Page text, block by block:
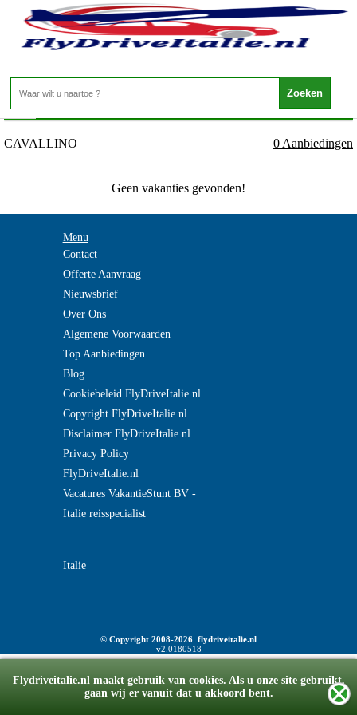
Flydriveitalie.nl maakt gebruik van cookies. Als u onze site gebruikt,
gaan wij er vanuit dat u akkoord bent.
Italie - VENETO - CAVALLINO
Home>
CAVALLINO 0 Aanbiedingen
Geen vakanties gevonden!
Menu
Contact
Offerte Aanvraag
Nieuwsbrief
Over Ons
Algemene Voorwaarden
Top Aanbiedingen
Blog
Cookiebeleid FlyDriveItalie.nl
Copyright FlyDriveItalie.nl
Disclaimer FlyDriveItalie.nl
Privacy Policy
FlyDriveItalie.nl
Vacatures VakantieStunt BV -
Italie reisspecialist
Italie
© Copyright 2008-2026 flydriveitalie.nl
v2.0180518